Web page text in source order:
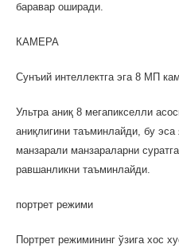
баравар оширади.
КАМEРА
Сунъий интеллектга эга 8 МП
Ультра аниқ 8 мегапикселли
аниқлигини таъминлайди, бу
манзарали манзараларни
равшанликни таъминлайди.
портрет режими
Портрет режимининг ўзига хос